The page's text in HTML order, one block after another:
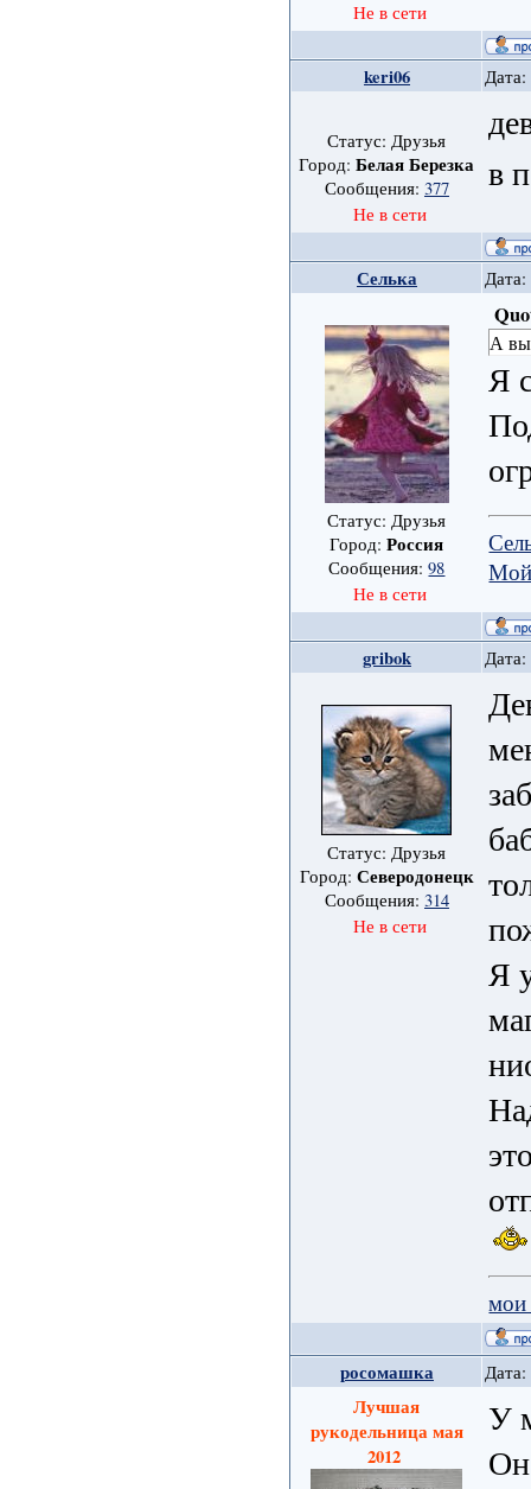
Не в сети
keri06
Статус: Друзья
Город:Белая Березка
Сообщения: 377
Не в сети
в
Селька Дата:
Статус: Друзья
Город:Россия
Сообщения:98
Не в сети
А
Я
gribok
Статус: Друзья
Город: Северодонецк
Сообщения: 314
Не в сети
Я
мои
росомашка Дата:
Лучшая
рукодельница мая
2012
У